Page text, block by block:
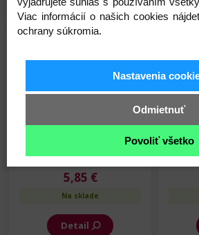
Qualatex Balón - SC -
Červený - 40 cm - 10 ks/bal
5,85 €
Na sklade
Detail
Viac informácií o našich cookies
ochrany súkromia.
Nastavenia
Odmietnuť
Povoliť všetko